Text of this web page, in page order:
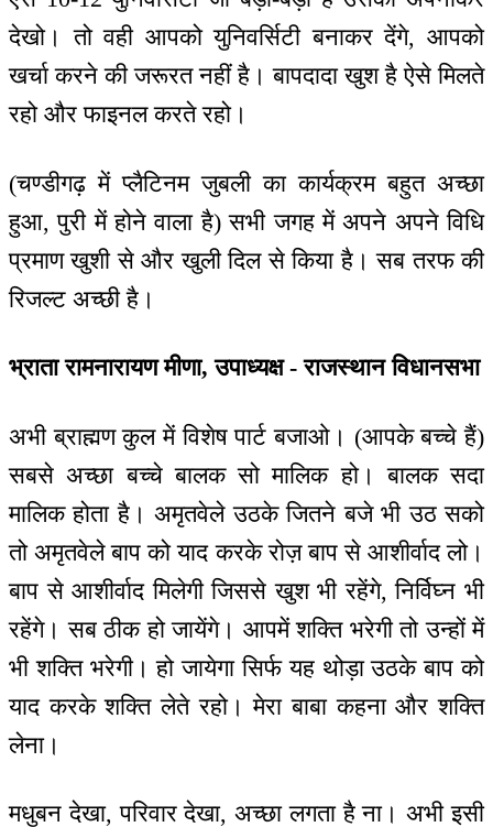
देखो। तो वही आपको युनिवर्सिटी बनाकर देंगे, आपको
खर्चा करने की जरूरत नहीं है। बापदादा खुश है ऐसे मिलते
रहो और फाइनल करते रहो।
(चण्डीगढ़ में प्लैटिनम जुबली का कार्यक्रम बहुत अच्छा
हुआ, पुरी में होने वाला है) सभी जगह में अपने अपने विधि
प्रमाण खुशी से और खुली दिल से किया है। सब तरफ की
रिजल्ट अच्छी है।
भ्राता रामनारायण मीणा, उपाध्यक्ष - राजस्थान विधानसभा
अभी ब्राह्मण कुल में विशेष पार्ट बजाओ। (आपके बच्चे हैं)
सबसे अच्छा बच्चे बालक सो मालिक हो। बालक सदा
मालिक होता है। अमृतवेले उठके जितने बजे भी उठ सको
तो अमृतवेले बाप को याद करके रोज़ बाप से आशीर्वाद लो।
बाप से आशीर्वाद मिलेगी जिससे खुश भी रहेंगे, निर्विघ्न भी
रहेंगे। सब ठीक हो जायेंगे। आपमें शक्ति भरेगी तो उन्हों में
भी शक्ति भरेगी। हो जायेगा सिर्फ यह थोड़ा उठके बाप को
याद करके शक्ति लेते रहो। मेरा बाबा कहना और शक्ति
लेना।
मधुबन देखा, परिवार देखा, अच्छा लगता है ना। अभी इसी